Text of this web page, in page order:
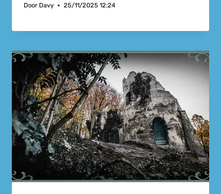
Door Davy 25/11/2025 12:24